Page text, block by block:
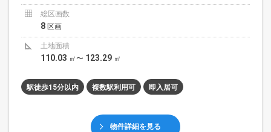
総区画数
8 区画
土地面積
110.03 ㎡〜 123.29 ㎡
駅徒歩15分以内 複数駅利用可 即入居可
物件詳細を見る